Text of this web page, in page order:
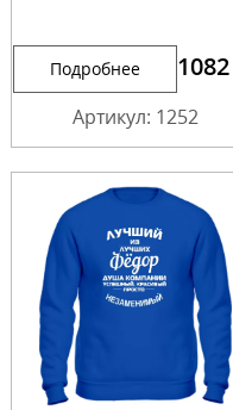
Подробнее 1082
Артикул: 1252